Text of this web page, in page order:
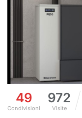
49
Condivisioni
972
Visite